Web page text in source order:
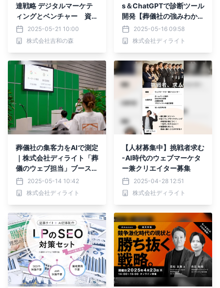
達戦略 デジタルマーケテ
ィングとベンチャー 資金
の最前線 無料セミナー」
＜2025年5月26日（月）
開催＞
2025-05-21 10:00
株式会社吉和の森
s＆ChatGPTで診断ツール
開発【葬儀社の強みわかる
くん】2025-05-16 09:58
株式会社ディライト
葬儀社の集客力をAIで測定
｜株式会社ディライト「葬
儀のウェブ担当」ブースで
フューネラルビジネスフェ
ア2025出展
2025-05-14 10:42
株式会社ディライト
【人材募集中】挑戦者求む
-AI時代のウェブマーケタ
ー兼クリエイター募集
2025-04-28 12:51
株式会社ディライト